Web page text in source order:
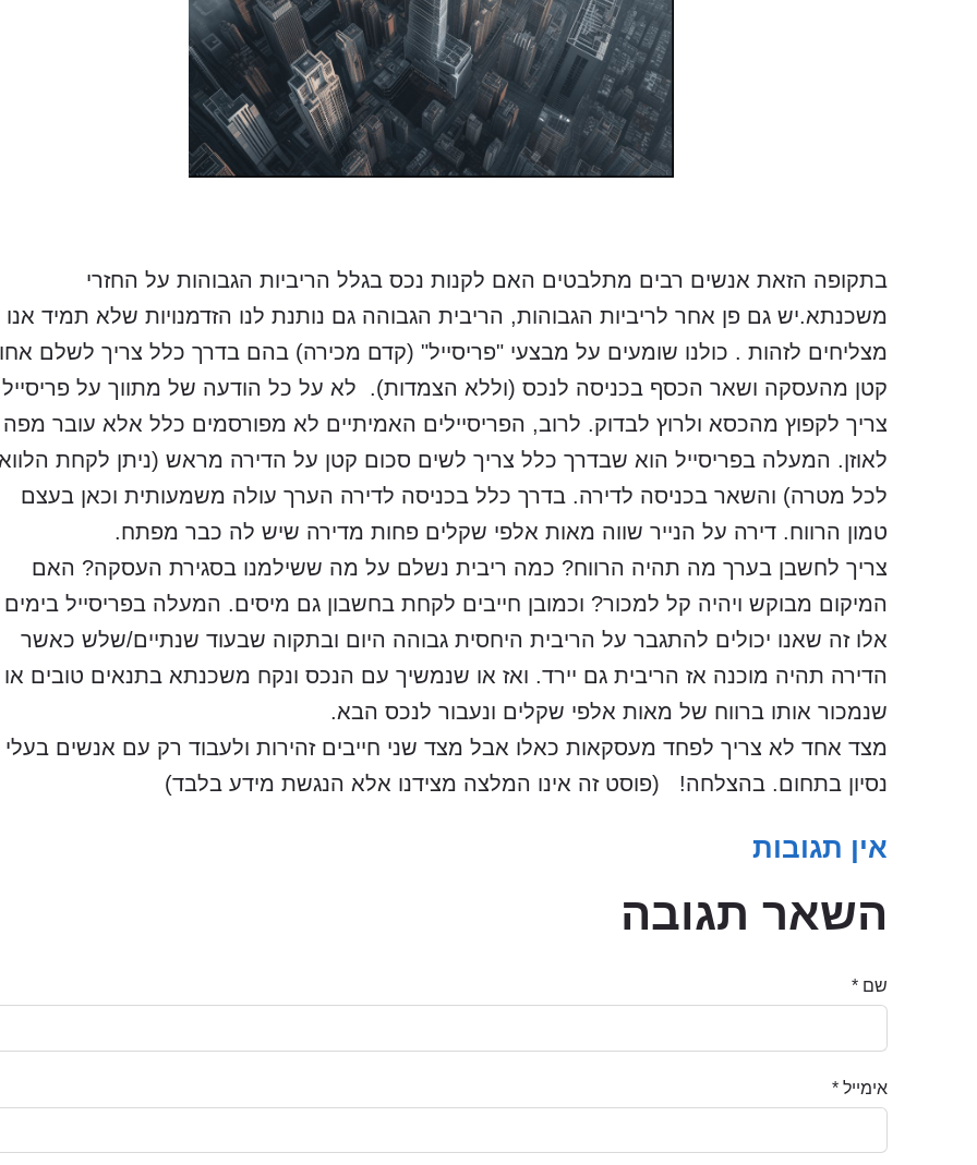
בתקופה הזאת אנשים רבים מתלבטים האם לקנות נכס בגלל הריביות הגבוהות על החזרי
משכנתא.יש גם פן אחר לריביות הגבוהות, הריבית הגבוהה גם נותנת לנו הזדמנויות שלא תמיד אנו
מצליחים לזהות . כולנו שומעים על מבצעי "פריסייל" (קדם מכירה) בהם בדרך כלל צריך לשלם
קטן מהעסקה ושאר הכסף בכניסה לנכס (וללא הצמדות). לא על כל הודעה של מתווך על פריסייל
צריך לקפוץ מהכסא ולרוץ לבדוק. לרוב, הפריסיילים האמיתיים לא מפורסמים כלל אלא עובר מפה
לאוזן. המעלה בפריסייל הוא שבדרך כלל צריך לשים סכום קטן על הדירה מראש (ניתן לקחת
לכל מטרה) והשאר בכניסה לדירה. בדרך כלל בכניסה לדירה הערך עולה משמעותית וכאן בעצם
טמון הרווח. דירה על הנייר שווה מאות אלפי שקלים פחות מדירה שיש לה כבר מפתח.
צריך לחשבן בערך מה תהיה הרווח? כמה ריבית נשלם על מה ששילמנו בסגירת העסקה? האם
המיקום מבוקש ויהיה קל למכור? וכמובן חייבים לקחת בחשבון גם מיסים. המעלה בפריסייל בימים
אלו זה שאנו יכולים להתגבר על הריבית היחסית גבוהה היום ובתקוה שבעוד שנתיים/שלש כאשר
הדירה תהיה מוכנה אז הריבית גם יירד. ואז או שנמשיך עם הנכס ונקח משכנתא בתנאים טובים או
שנמכור אותו ברווח של מאות אלפי שקלים ונעבור לנכס הבא.
מצד אחד לא צריך לפחד מעסקאות כאלו אבל מצד שני חייבים זהירות ולעבוד רק עם אנשים בעלי
נסיון בתחום. בהצלחה! (פוסט זה אינו המלצה מצידנו אלא הנגשת מידע בלבד)
אין תגובות
השאר תגובה
שם *
אימייל *